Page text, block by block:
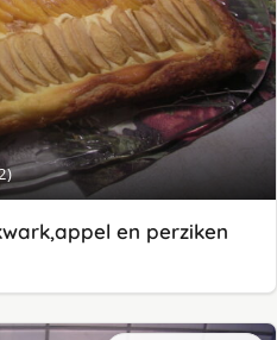
en perziken